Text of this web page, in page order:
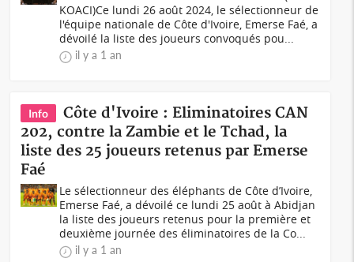
KOACI)Ce lundi 26 août 2024, le sélectionneur de
l'équipe nationale de Côte d'Ivoire, Emerse Faé, a
dévoilé la liste des joueurs convoqués pou...
il y a 1 an
Info
Côte d'Ivoire : Eliminatoires CAN
202, contre la Zambie et le Tchad, la
liste des 25 joueurs retenus par Emerse
Faé
Le sélectionneur des éléphants de Côte d’Ivoire,
Emerse Faé, a dévoilé ce lundi 25 août à Abidjan
la liste des joueurs retenus pour la première et
deuxième journée des éliminatoires de la Co...
il y a 1 an